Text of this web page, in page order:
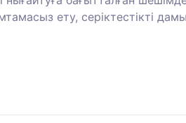
ету, серіктестікті